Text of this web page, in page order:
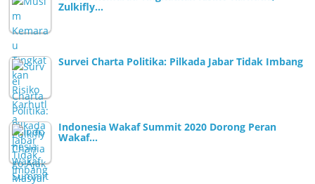
Zulkifly…
Survei Charta Politika: Pilkada Jabar Tidak Imbang
Indonesia Wakaf Summit 2020 Dorong Peran
Wakaf…